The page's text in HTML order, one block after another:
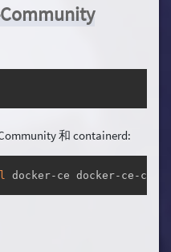
和 containerd:
docker-ce docker-ce-cli
复制